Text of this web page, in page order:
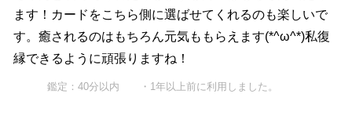
ます！カードをこちら側に選ばせてくれるのも楽しいで
す。癒されるのはもちろん元気ももらえます(*^ω^*)私復
縁できるように頑張りますね！
鑑定：40分以内 ・1年以上前に利用しました。